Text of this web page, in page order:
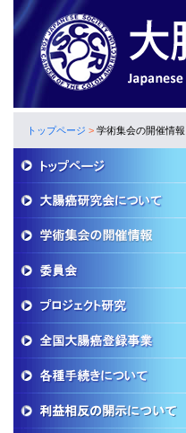
トップページ > 学術集会の開催情報